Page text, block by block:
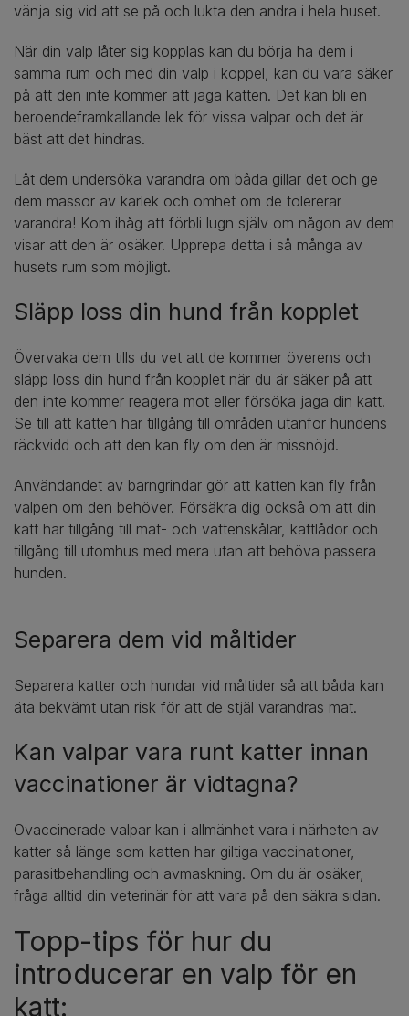
vänja sig vid att se på och lukta den andra i hela huset.
När din valp låter sig kopplas kan du börja ha dem i
samma rum och med din valp i koppel, kan du vara säker
på att den inte kommer att jaga katten. Det kan bli en
beroendeframkallande lek för vissa valpar och det är
bäst att det hindras.
Låt dem undersöka varandra om båda gillar det och ge
dem massor av kärlek och ömhet om de tolererar
varandra! Kom ihåg att förbli lugn själv om någon av dem
visar att den är osäker. Upprepa detta i så många av
husets rum som möjligt.
Släpp loss din hund från kopplet
Övervaka dem tills du vet att de kommer överens och
släpp loss din hund från kopplet när du är säker på att
den inte kommer reagera mot eller försöka jaga din katt.
Se till att katten har tillgång till områden utanför hundens
räckvidd och att den kan fly om den är missnöjd.
Användandet av barngrindar gör att katten kan fly från
valpen om den behöver. Försäkra dig också om att din
katt har tillgång till mat- och vattenskålar, kattlådor och
tillgång till utomhus med mera utan att behöva passera
hunden.
Separera dem vid måltider
Separera katter och hundar vid måltider så att båda kan
äta bekvämt utan risk för att de stjäl varandras mat.
Kan valpar vara runt katter innan
vaccinationer är vidtagna?
Ovaccinerade valpar kan i allmänhet vara i närheten av
katter så länge som katten har giltiga vaccinationer,
parasitbehandling och avmaskning. Om du är osäker,
fråga alltid din veterinär för att vara på den säkra sidan.
Topp-tips för hur du
introducerar en valp för en
katt: